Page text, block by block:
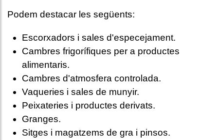
Podem destacar les següents:
Escorxadors i sales d'especejament.
Cambres frigorífiques per a productes
alimentaris.
Cambres d'atmosfera controlada.
Vaqueries i sales de munyir.
Peixateries i productes derivats.
Granges.
Sitges i magatzems de gra i pinsos.